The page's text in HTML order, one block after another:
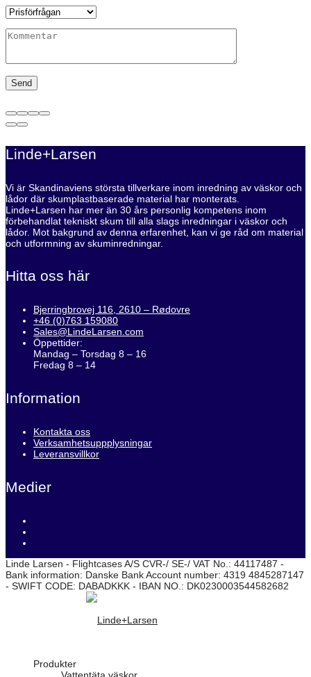
Linde+Larsen
Vi är Skandinaviens största tillverkare inom inredning av väskor och
lådor där skumplastbaserade material har monterats.
Linde+Larsen har mer än 30 års personlig kompetens inom
förbehandlat tekniskt skum till alla slags inredningar i väskor och
lådor. Mot bakgrund av denna erfarenhet, kan vi ge råd om material
och utformning av skuminredningar.
Hitta oss här
Bjerringbrovej 116, 2610 – Rødovre
+46 (0)763 159080
Sales@LindeLarsen.com
Öppettider:
Mandag – Torsdag 8 – 16
Fredag 8 – 14
Information
Kontakta oss
Verksamhetsuppplysningar
Leveransvillkor
Medier
Linde Larsen - Flightcases A/S CVR-/ SE-/ VAT No.: 44117487 -
Bank information: Danske Bank Account number: 4319 4845287147
- SWIFT CODE: DABADKKK - IBAN NO.: DK0230003544582682
Produkter